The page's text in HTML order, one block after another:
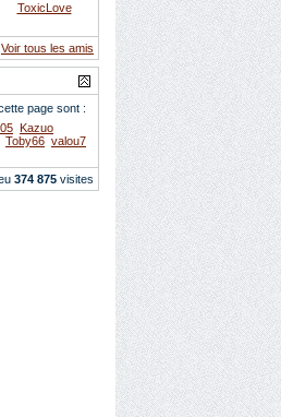
ToxicLove
Voir tous les amis
page sont :
Kazuo
Toby66 valou7
374 875 visites